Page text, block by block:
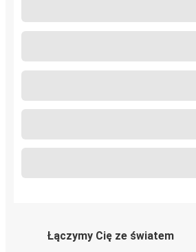
Łączymy Cię ze światem